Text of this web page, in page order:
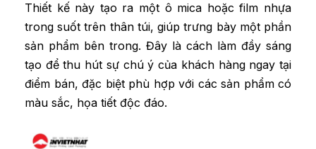
Thiết kế này tạo ra một ô mica hoặc film nhựa
trong suốt trên thân túi, giúp trưng bày một phần
sản phẩm bên trong. Đây là cách làm đầy sáng
tạo để thu hút sự chú ý của khách hàng ngay tại
điểm bán, đặc biệt phù hợp với các sản phẩm có
màu sắc, họa tiết độc đáo.